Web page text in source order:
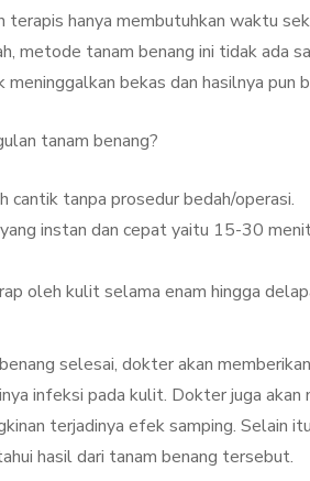
terapis hanya membutuhkan waktu
metode tanam benang ini tidak ada
bekas dan hasilnya pun
tanam benang?
cantik tanpa prosedur bedah/operasi.
instan dan cepat yaitu 15-30
oleh kulit selama enam hingga
selesai, dokter akan
infeksi pada kulit. Dokter juga
terjadinya efek samping. Selain
hasil dari tanam benang tersebut.